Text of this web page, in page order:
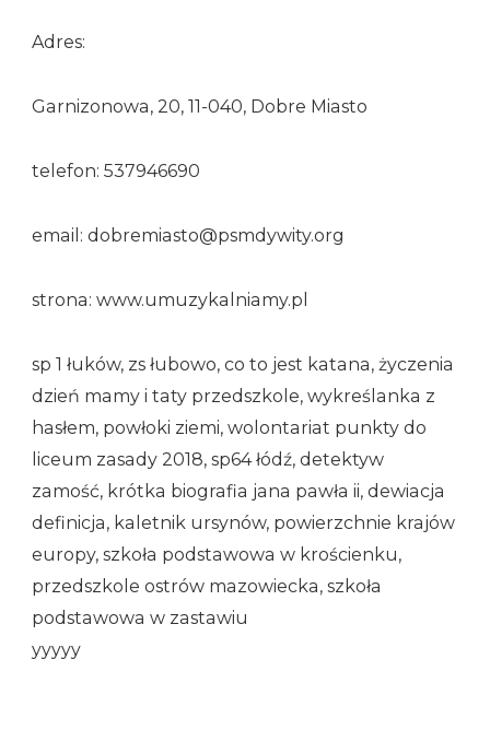
Adres:
Garnizonowa, 20, 11-040, Dobre Miasto
telefon: 537946690
email: dobremiasto@psmdywity.org
strona: www.umuzykalniamy.pl
sp 1 łuków, zs łubowo, co to jest katana, życzenia
dzień mamy i taty przedszkole, wykreślanka z
hasłem, powłoki ziemi, wolontariat punkty do
liceum zasady 2018, sp64 łódź, detektyw
zamość, krótka biografia jana pawła ii, dewiacja
definicja, kaletnik ursynów, powierzchnie krajów
europy, szkoła podstawowa w krościenku,
przedszkole ostrów mazowiecka, szkoła
podstawowa w zastawiu
yyyyy